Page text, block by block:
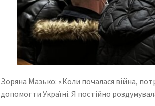
Зоряна Мазько: «Коли почалася війна,
допомогти Україні. Я постійно